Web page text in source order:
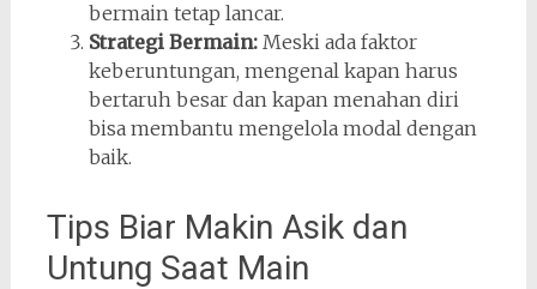
bermain tetap lancar.
Strategi Bermain:Meski ada faktor
keberuntungan, mengenal kapan harus
bertaruh besar dan kapan menahan diri
bisa membantu mengelola modal dengan
baik.
Tips Biar Makin Asik dan
Untung Saat Main